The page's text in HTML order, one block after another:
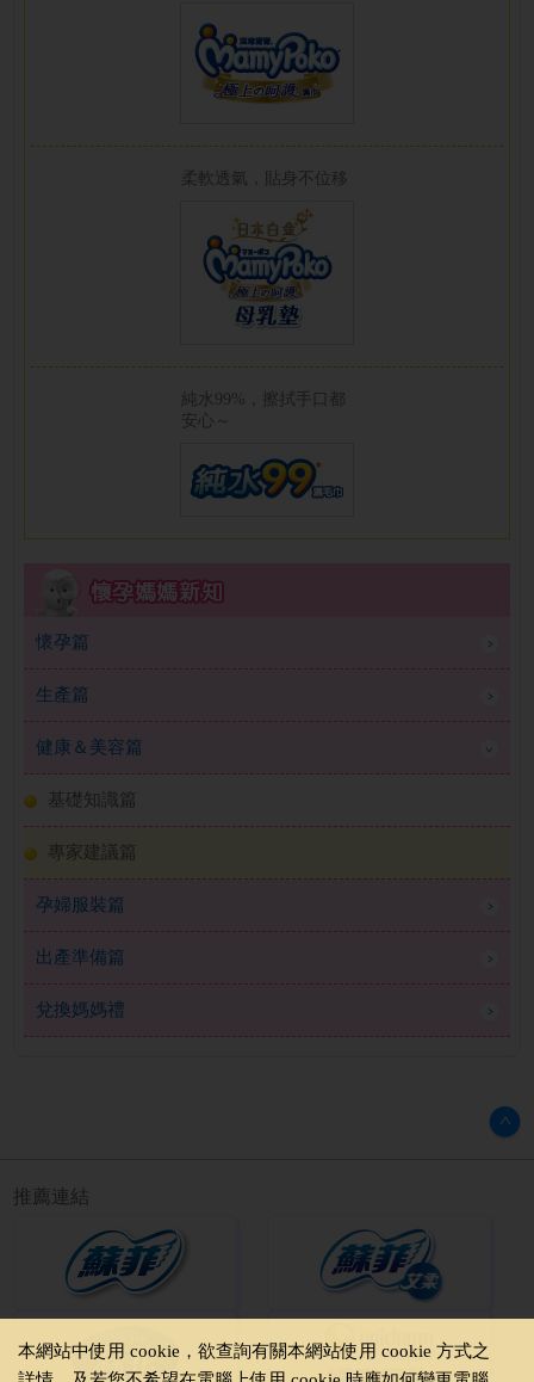
柔軟透氣，貼身不位移
純水99%，擦拭手口都
安心～
懷孕篇
生產篇
健康＆美容篇
基礎知識篇
專家建議篇
孕婦服裝篇
出產準備篇
兌換媽媽禮
推薦連結
本網站中使用 cookie，欲查詢有關本網站使用 cookie 方式之